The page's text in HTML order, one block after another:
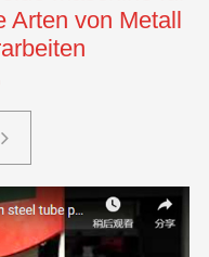
Arten von Metall